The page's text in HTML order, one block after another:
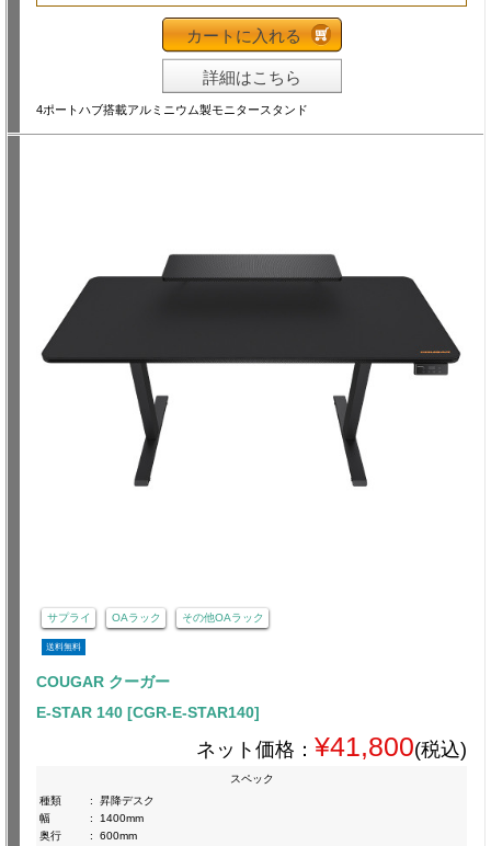
カートに入れる
詳細はこちら
4ポートハブ搭載アルミニウム製モニタースタンド
サプライ OAラック その他OAラック
送料無料
COUGAR クーガー
E-STAR 140 [CGR-E-STAR140]
ネット価格： ¥41,800(税込)
スペック
種類
:
昇降デスク
幅
:
1400mm
奥行
:
600mm